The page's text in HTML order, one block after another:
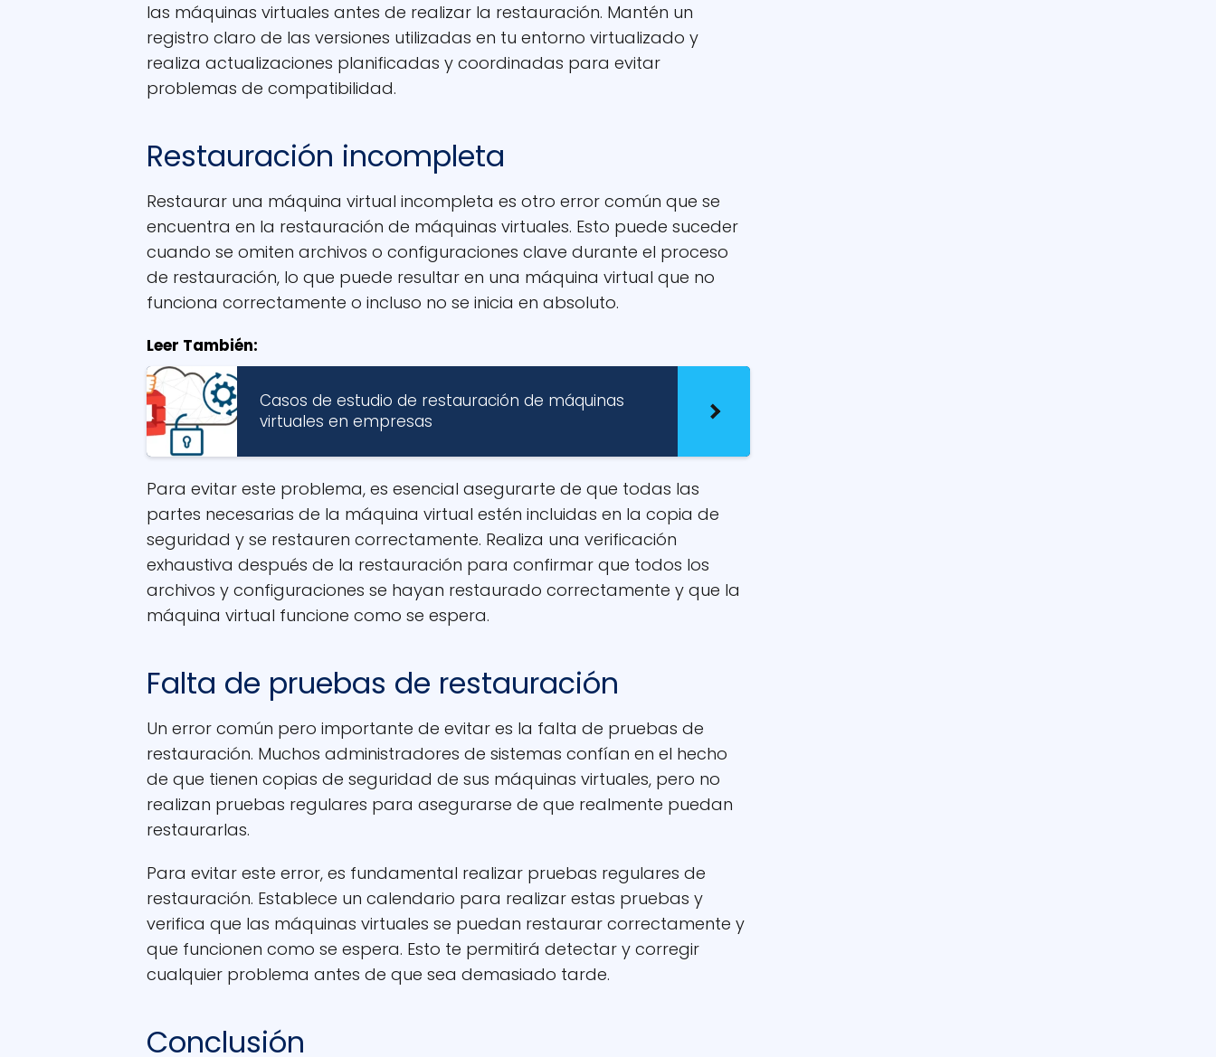
las máquinas virtuales antes de realizar la restauración. Mantén un
registro claro de las versiones utilizadas en tu entorno virtualizado y
realiza actualizaciones planificadas y coordinadas para evitar
problemas de compatibilidad.
Restauración incompleta
Restaurar una máquina virtual incompleta es otro error común que se
encuentra en la restauración de máquinas virtuales. Esto puede suceder
cuando se omiten archivos o configuraciones clave durante el proceso
de restauración, lo que puede resultar en una máquina virtual que no
funciona correctamente o incluso no se inicia en absoluto.
Leer También:
Casos de estudio de restauración de máquinas
virtuales en empresas
Para evitar este problema, es esencial asegurarte de que todas las
partes necesarias de la máquina virtual estén incluidas en la copia de
seguridad y se restauren correctamente. Realiza una verificación
exhaustiva después de la restauración para confirmar que todos los
archivos y configuraciones se hayan restaurado correctamente y que la
máquina virtual funcione como se espera.
Falta de pruebas de restauración
Un error común pero importante de evitar es la falta de pruebas de
restauración. Muchos administradores de sistemas confían en el hecho
de que tienen copias de seguridad de sus máquinas virtuales, pero no
realizan pruebas regulares para asegurarse de que realmente puedan
restaurarlas.
Para evitar este error, es fundamental realizar pruebas regulares de
restauración. Establece un calendario para realizar estas pruebas y
verifica que las máquinas virtuales se puedan restaurar correctamente y
que funcionen como se espera. Esto te permitirá detectar y corregir
cualquier problema antes de que sea demasiado tarde.
Conclusión